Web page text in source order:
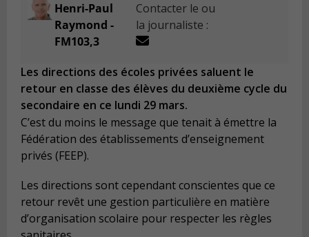
Henri-Paul
Raymond -
FM103,3
Contacter le ou
la journaliste :
Les directions des écoles privées saluent le
retour en classe des élèves du deuxième cycle du
secondaire en ce lundi 29 mars.
C’est du moins le message que tenait à émettre la
Fédération des établissements d’enseignement
privés (FEEP).
Les directions sont cependant conscientes que ce
retour revêt une gestion particulière en matière
d’organisation scolaire pour respecter les règles